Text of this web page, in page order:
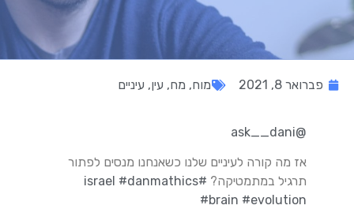
פברואר 8, 2021 מוח, מח, עין, עיניים
@ask__dani
אז מה קורה לעיניים שלנו כשאנחנו מנסים לפתור
תרגיל במתמטיקה? #israel
#danmathics
#brain #evolution